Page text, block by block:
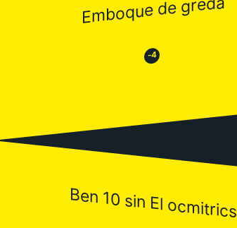
Emboque de greda
😒 -4 😂
Ben 10 sin El ocmitrics